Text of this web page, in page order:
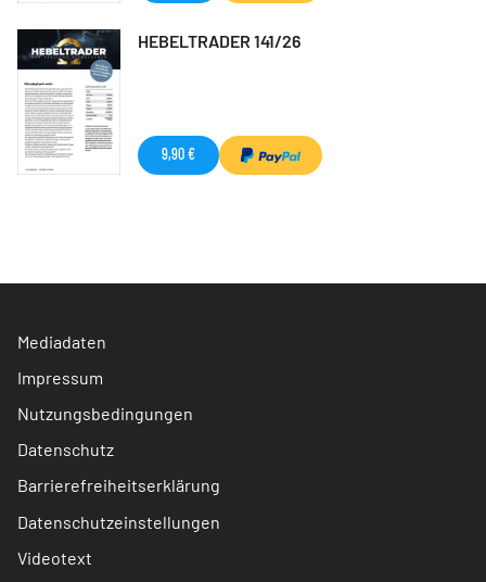
HEBELTRADER 141/26
9,90 €
Mediadaten
Impressum
Nutzungsbedingungen
Datenschutz
Barrierefreiheitserklärung
Datenschutzeinstellungen
Videotext